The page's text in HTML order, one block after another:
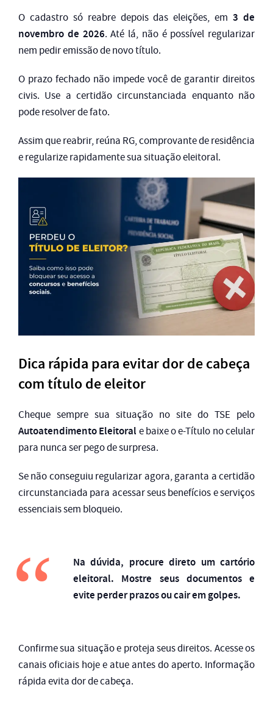
O cadastro só reabre depois das eleições, em3 de
novembro de 2026. Até lá, não é possível regularizar
nem pedir emissão de novo título.
O prazo fechado não impede você de garantir direitos
civis. Use a certidão circunstanciada enquanto não
pode resolver de fato.
Assim que reabrir, reúna RG, comprovante de residência
e regularize rapidamente sua situação eleitoral.
Dica rápida para evitar dor de cabeça
com título de eleitor
Cheque sempre sua situação no site do TSE pelo
Autoatendimento Eleitorale baixe o e-Título no celular
para nunca ser pego de surpresa.
Se não conseguiu regularizar agora, garanta a certidão
circunstanciada para acessar seus benefícios e serviços
essenciais sem bloqueio.
Na dúvida, procure direto um cartório
eleitoral. Mostre seus documentos e
evite perder prazos ou cair em golpes.
Confirme sua situação e proteja seus direitos. Acesse os
canais oficiais hoje e atue antes do aperto. Informação
rápida evita dor de cabeça.